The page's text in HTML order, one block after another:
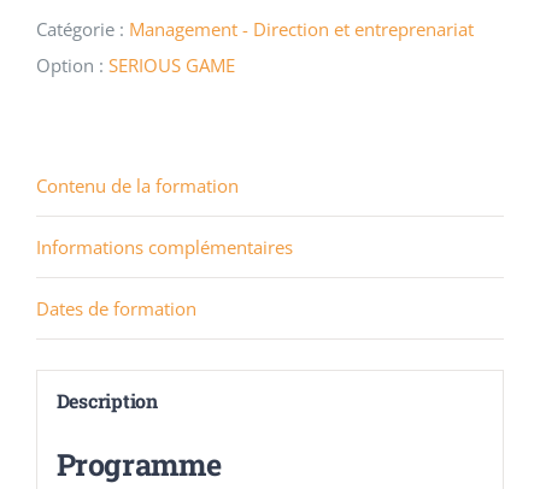
Catégorie : Management - Direction et entreprenariat
Option : SERIOUS GAME
Contenu de la formation
Informations complémentaires
Dates de formation
Description
Programme